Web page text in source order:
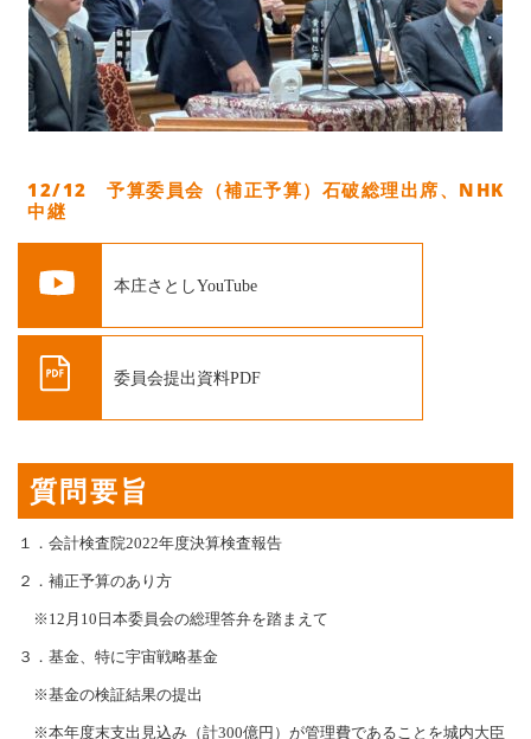
12/12 予算委員会（補正予算）石破総理出席、NHK
中継
本庄さとしYouTube
委員会提出資料PDF
質問要旨
１．会計検査院2022年度決算検査報告
２．補正予算のあり方
※12月10日本委員会の総理答弁を踏まえて
３．基金、特に宇宙戦略基金
※基金の検証結果の提出
※本年度末支出見込み（計300億円）が管理費であることを城内大臣